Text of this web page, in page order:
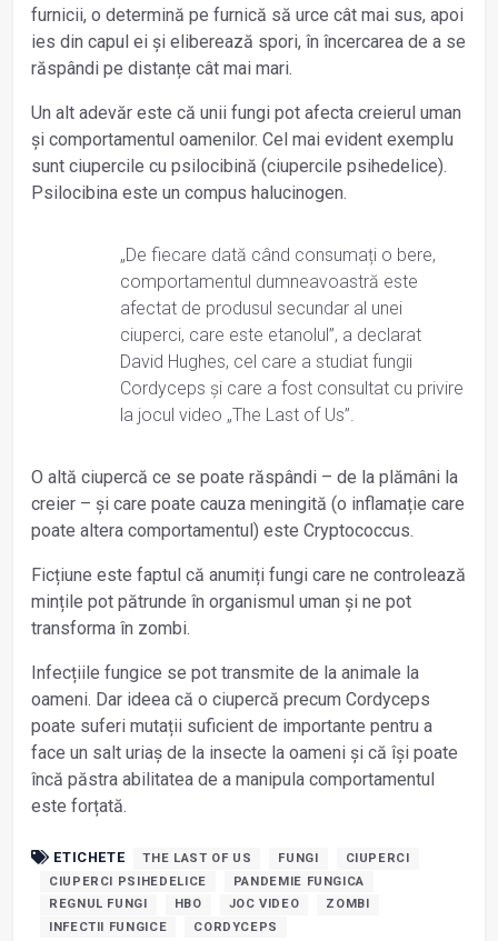
furnicii, o determină pe furnică să urce cât mai sus, apoi
ies din capul ei și eliberează spori, în încercarea de a se
răspândi pe distanțe cât mai mari.
Un alt adevăr este că unii fungi pot afecta creierul uman
și comportamentul oamenilor. Cel mai evident exemplu
sunt ciupercile cu psilocibină (ciupercile psihedelice).
Psilocibina este un compus halucinogen.
„De fiecare dată când consumați o bere,
comportamentul dumneavoastră este
afectat de produsul secundar al unei
ciuperci, care este etanolul”, a declarat
David Hughes, cel care a studiat fungii
Cordyceps și care a fost consultat cu privire
la jocul video „The Last of Us”.
O altă ciupercă ce se poate răspândi – de la plămâni la
creier – și care poate cauza meningită (o inflamație care
poate altera comportamentul) este Cryptococcus.
Ficțiune este faptul că anumiți fungi care ne controlează
mințile pot pătrunde în organismul uman și ne pot
transforma în zombi.
Infecțiile fungice se pot transmite de la animale la
oameni. Dar ideea că o ciupercă precum Cordyceps
poate suferi mutații suficient de importante pentru a
face un salt uriaș de la insecte la oameni și că își poate
încă păstra abilitatea de a manipula comportamentul
este forțată.
ETICHETE THE LAST OF US FUNGI
CIUPERCI
CIUPERCI PSIHEDELICE
PANDEMIE FUNGICA
REGNUL FUNGI
HBO JOC VIDEO
ZOMBI
INFECTII FUNGICE
CORDYCEPS